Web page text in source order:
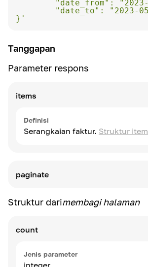
}'
Tanggapan
Parameter respons
items
Definisi
Serangkaian faktur. Struktur item
paginate
Struktur darimembagi halaman
count
Jenis parameter
integer